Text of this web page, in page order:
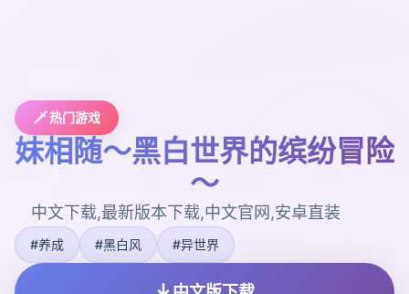
🗡️ 热门游戏
妹相随～黑白世界的缤纷冒险
～
中文下载,最新版本下载,中文官网,安卓直装
#养成 #黑白风 #异世界